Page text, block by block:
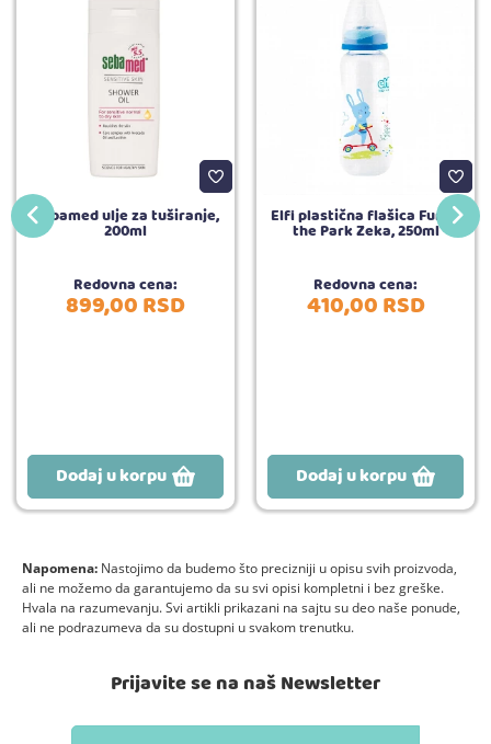
Sebamed ulje za tuširanje,
200ml
Redovna cena:
899,00RSD
Dodaj u korpu
Elfi plastična flašica Fun in
the Park Zeka, 250ml
Redovna cena:
410,00RSD
Dodaj u korpu
Napomena: Nastojimo da budemo što precizniji u opisu svih proizvoda,
ali ne možemo da garantujemo da su svi opisi kompletni i bez greške.
Hvala na razumevanju. Svi artikli prikazani na sajtu su deo naše ponude,
ali ne podrazumeva da su dostupni u svakom trenutku.
Prijavite se na naš Newsletter